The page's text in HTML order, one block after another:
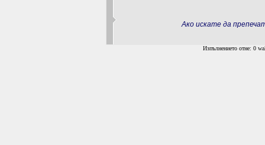
Ако искате да
Изпълнението отне: 0